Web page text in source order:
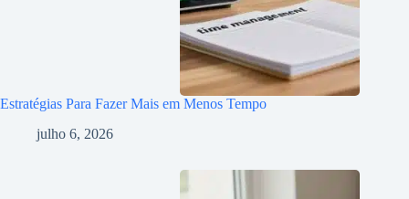
Estratégias Para Fazer Mais em Menos Tempo
julho 6, 2026